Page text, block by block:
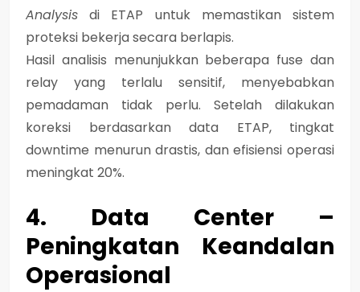
Analysis di ETAP untuk memastikan sistem
proteksi bekerja secara berlapis.
Hasil analisis menunjukkan beberapa fuse dan
relay yang terlalu sensitif, menyebabkan
pemadaman tidak perlu. Setelah dilakukan
koreksi berdasarkan data ETAP, tingkat
downtime menurun drastis, dan efisiensi operasi
meningkat 20%.
4. Data Center –
Peningkatan Keandalan
Operasional